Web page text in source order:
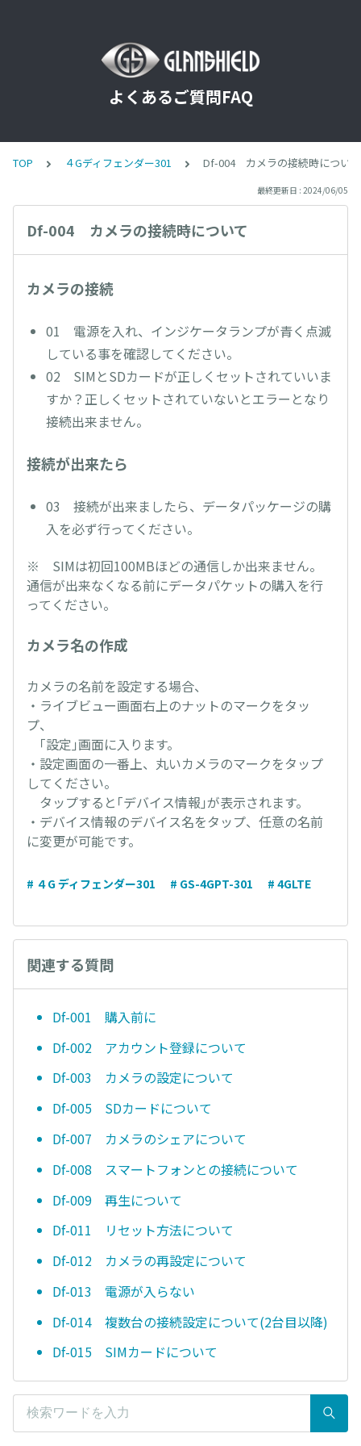
よくあるご質問FAQ
TOP ４Gディフェンダー301 Df-004 カメラの接続時について
最終更新日 : 2024/06/05
Df-004 カメラの接続時について
カメラの接続
01 電源を入れ、インジケータランプが青く点滅
している事を確認してください。
02 SIMとSDカードが正しくセットされていいま
すか？正しくセットされていないとエラーとなり
接続出来ません。
接続が出来たら
03 接続が出来ましたら、データパッケージの購
入を必ず行ってください。
※ SIMは初回100MBほどの通信しか出来ません。
通信が出来なくなる前にデータパケットの購入を行
ってください。
カメラ名の作成
カメラの名前を設定する場合、
・ライブビュー画面右上のナットのマークをタッ
プ、
｢設定｣画面に入ります。
・設定画面の一番上、丸いカメラのマークをタップ
してください。
タップすると｢デバイス情報｣が表示されます。
・デバイス情報のデバイス名をタップ、任意の名前
に変更が可能です。
# ４G ディフェンダー301 # GS-4GPT-301 # 4GLTE
関連する質問
Df-001 購入前に
Df-002 アカウント登録について
Df-003 カメラの設定について
Df-005 SDカードについて
Df-007 カメラのシェアについて
Df-008 スマートフォンとの接続について
Df-009 再生について
Df-011 リセット方法について
Df-012 カメラの再設定について
Df-013 電源が入らない
Df-014 複数台の接続設定について(2台目以降)
Df-015 SIMカードについて